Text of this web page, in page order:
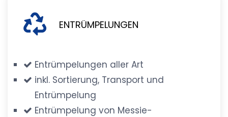
ENTRÜMPELUNGEN
Entrümpelungen aller Art
inkl. Sortierung, Transport und
Entrümpelung
Entrümpelung von Messie-